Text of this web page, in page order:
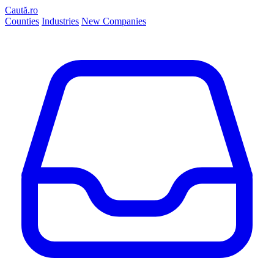
Caută.ro
Counties Industries New Companies